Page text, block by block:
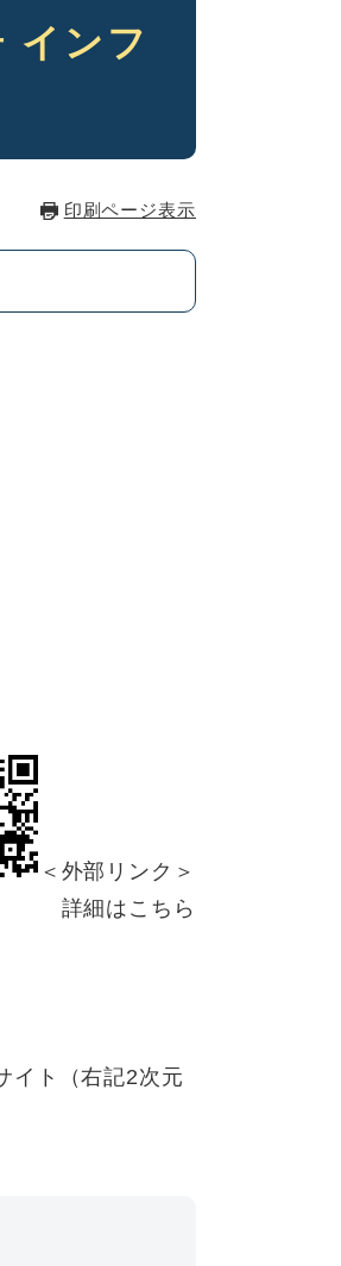
インフ
印刷ページ表示
＜外部リンク＞
詳細はこちら
イト（右記2次元